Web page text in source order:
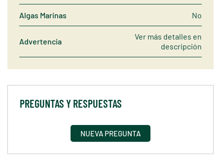
Algas Marinas No
Advertencia
Ver más detalles en
descripción
PREGUNTAS Y RESPUESTAS
NUEVA PREGUNTA